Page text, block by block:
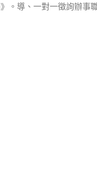
。導、一對一徵詢辦事